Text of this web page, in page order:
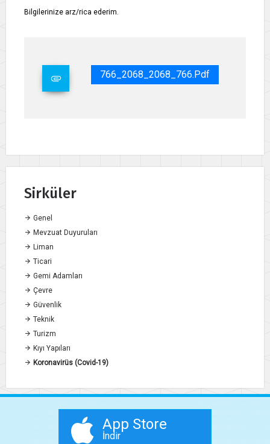
Bilgilerinize arz/rica ederim.
766_2068_2068_766.pdf
Sirküler
Genel
Mevzuat Duyuruları
Liman
Ticari
Gemi Adamları
Çevre
Güvenlik
Teknik
Turizm
Kıyı Yapıları
Koronavirüs (Covid-19)
App Store
İndir